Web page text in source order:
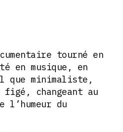
tourné en
en musique, en
que minimaliste,
changeant au
l’humeur du